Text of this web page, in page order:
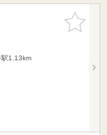
お気に入
りに追加
駅1.13km